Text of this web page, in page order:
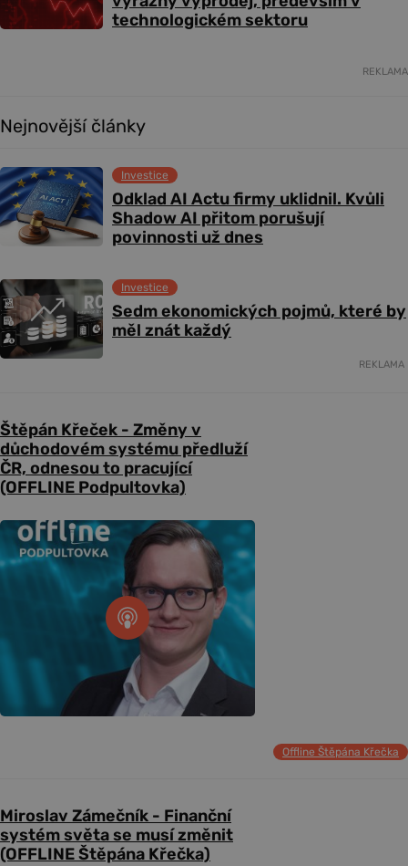
technologickém sektoru
REKLAMA
Nejnovější články
Odklad AI Actu firmy uklidnil. Kvůli
Shadow AI přitom porušují
povinnosti už dnes
Investice
Sedm ekonomických pojmů, které by
měl znát každý
Investice
REKLAMA
Štěpán Křeček - Změny v
důchodovém systému předluží
ČR, odnesou to pracující
(OFFLINE Podpultovka)
Offline Štěpána Křečka
Miroslav Zámečník - Finanční
systém světa se musí změnit
(OFFLINE Štěpána Křečka)